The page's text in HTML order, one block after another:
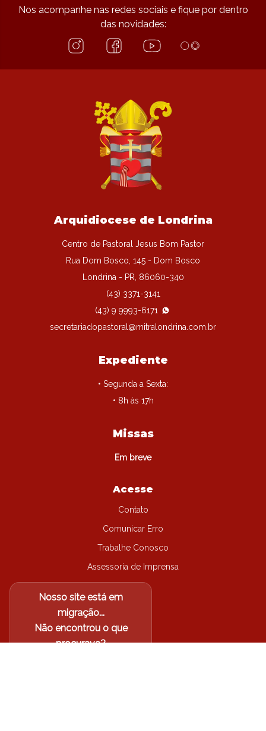
Nos acompanhe nas redes sociais e fique por dentro
das novidades:
Arquidiocese de Londrina
Centro de Pastoral Jesus Bom Pastor
Rua Dom Bosco, 145 - Dom Bosco
Londrina - PR, 86060-340
(43) 3371-3141
(43) 9 9993-6171
secretariadopastoral@mitralondrina.com.br
Expediente
• Segunda a Sexta:
• 8h às 17h
Missas
Em breve
Acesse
Contato
Comunicar Erro
Trabalhe Conosco
Assessoria de Imprensa
Nosso site está em
migração...
Não encontrou o que
procurava?